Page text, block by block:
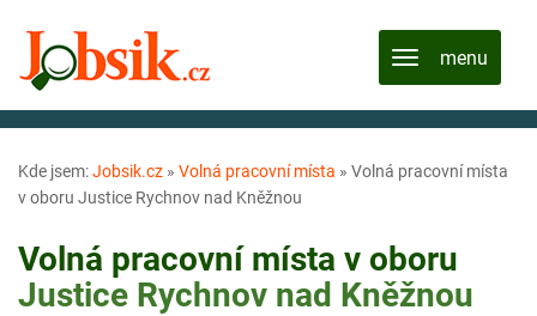
Kde jsem:Jobsik.cz » Volná pracovní místa » Volná pracovní místa
v oboru Justice Rychnov nad Kněžnou
Volná pracovní místa v oboru
Justice Rychnov nad Kněžnou